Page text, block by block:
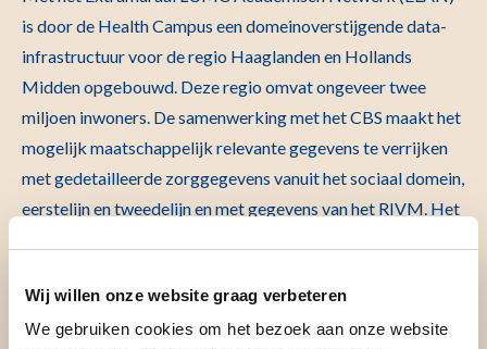
Wij willen onze website graag verbeteren
We gebruiken cookies om het bezoek aan onze website
is door de Health Campus een domeinoverstijgende data-
infrastructuur voor de regio Haaglanden en Hollands
Midden opgebouwd. Deze regio omvat ongeveer twee
miljoen inwoners. De samenwerking met het CBS maakt het
mogelijk maatschappelijk relevante gegevens te verrijken
met gedetailleerde zorggegevens vanuit het sociaal domein,
eerstelijn en tweedelijn en met gegevens van het RIVM. Het